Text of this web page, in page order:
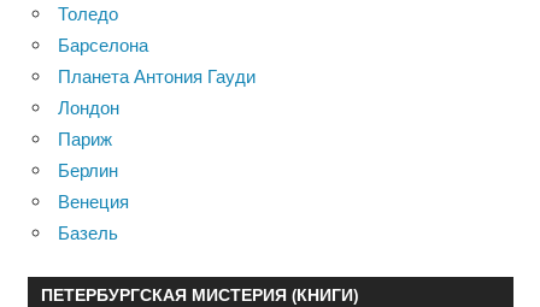
Толедо
Барселона
Планета Антония Гауди
Лондон
Париж
Берлин
Венеция
Базель
ПЕТЕРБУРГСКАЯ МИСТЕРИЯ (КНИГИ)